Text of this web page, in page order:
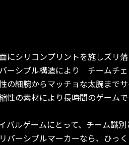
にシリコンプリントを施しズリ
ーシブル構造により チームチェ
の細腕からマッチョな太腕まで
性の素材により長時間のゲーム
バルゲームにとって、チーム識
バーシブルマーカーなら、ひっ